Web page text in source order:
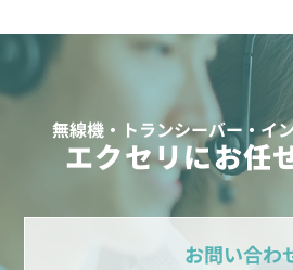
無線機・トランシーバー・イ
エクセリにお任
お問い合わ